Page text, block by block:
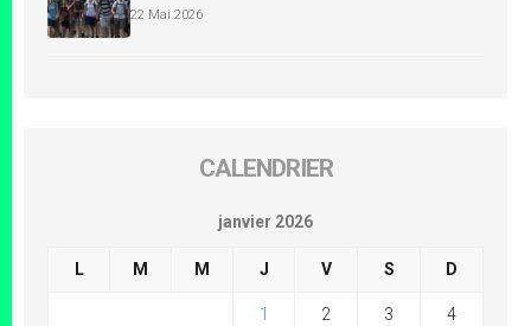
22 Mai 2026
CALENDRIER
janvier 2026
L M M J V S D
1 2 3 4